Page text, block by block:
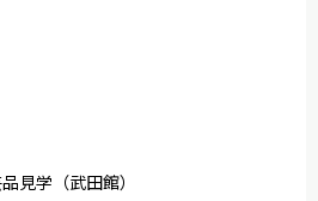
見学（武田館）